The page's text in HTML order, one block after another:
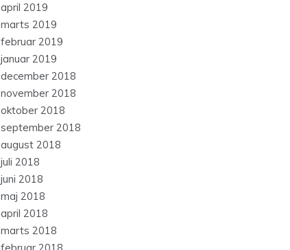
april 2019
marts 2019
februar 2019
januar 2019
december 2018
november 2018
oktober 2018
september 2018
august 2018
juli 2018
juni 2018
maj 2018
april 2018
marts 2018